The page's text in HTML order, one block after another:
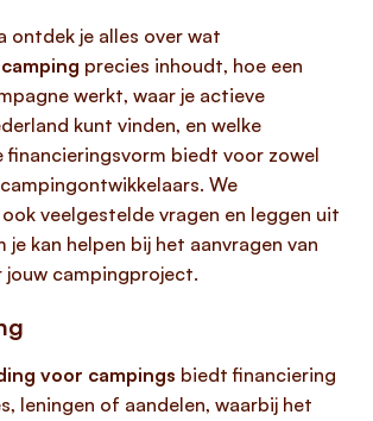
ontdek je alles over wat
precies inhoudt, hoe een
werkt, waar je actieve
kunt vinden, en welke
financieringsvorm biedt voor zowel
We
veelgestelde vragen en leggen uit
je kan helpen bij het aanvragen van
jouw campingproject.
voor campings biedt financiering
leningen of aandelen, waarbij het